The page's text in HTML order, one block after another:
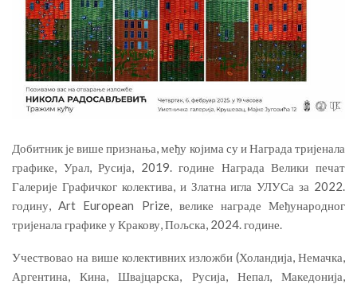
Добитник је више признања, међу којима су и Награда тријенала
графике, Урал, Русија, 2019. године Награда Велики печат
Галерије Графичког колектива, и Златна игла УЛУСа за 2022.
годину, Art European Prize, велике награде Међународног
тријенала графике у Кракову, Пољска, 2024. године.
Учествовао на више колективних изложби (Холандија, Немачка,
Аргентина, Кина, Швајцарска, Русија, Непал, Македонија,